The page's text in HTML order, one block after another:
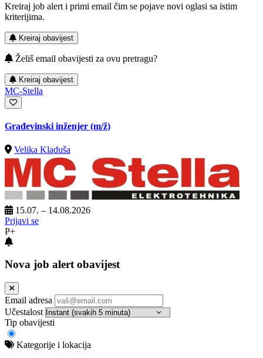
Kreiraj job alert i primi email čim se pojave novi oglasi sa istim
kriterijima.
Kreiraj obavijest
Želiš email obavijesti za ovu pretragu?
Kreiraj obavijest
MC-Stella
Građevinski inženjer (m/ž)
Velika Kladuša
15.07. – 14.08.2026
Prijavi se
P+
Nova job alert obavijest
Email adresa
Učestalost
Tip obavijesti
Kategorije i lokacija